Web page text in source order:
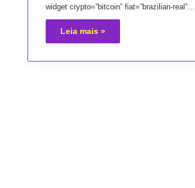
widget crypto=”bitcoin” fiat=”brazilian-real”…
Leia mais »